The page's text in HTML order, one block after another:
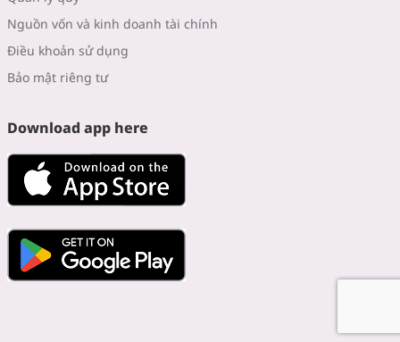
Nguồn vốn và kinh doanh tài chính
Điều khoản sử dụng
Bảo mật riêng tư
Download app here